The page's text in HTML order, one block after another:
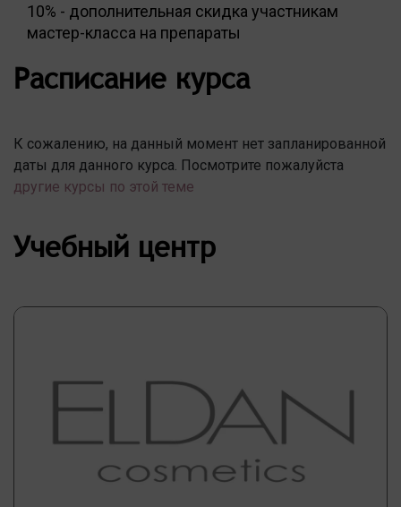
10% - дополнительная скидка участникам
мастер-класса на препараты
Расписание курса
К сожалению, на данный момент нет запланированной
даты для данного курса. Посмотрите пожалуйста
другие курсы по этой теме
Учебный центр